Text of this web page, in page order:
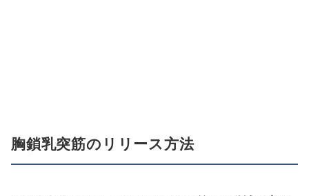
胸鎖乳突筋のリリース方法